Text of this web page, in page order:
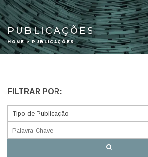
PUBLICAÇÕES
HOME > PUBLICAÇÕES
FILTRAR POR: